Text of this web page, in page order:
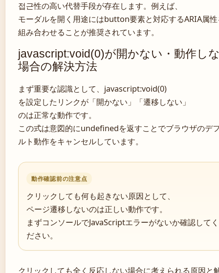
접근性の高い代替手段が存在します。例えば、
モーダルを開く用途にはbutton要素と対応するARIA属
組み合わせることが推奨されています。
javascript:void(0)が開かない・動作し
場合の解決方法
まず重要な認識として、javascript:void(0)
を設定したリンクが「開かない」「遷移しない」
のは正常な動作です。
この式は意図的にundefinedを返すことでブラウザのデ
ルト動作をキャンセルしています。
動作確認前の注意点
クリックしても何も起きない原因として、
ページ遷移しないのは正しい動作です。
まずコンソールでJavaScriptエラーがないか確認してく
ださい。
クリックしても全く反応しない場合に考えられる原因と